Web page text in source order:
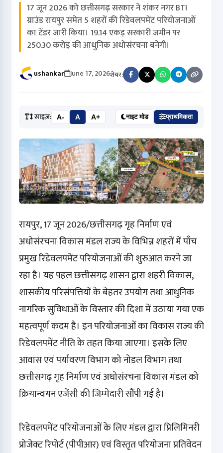
17 जून 2026 को छत्तीसगढ़ सरकार ने शंकर नगर BTI
ग्राउंड रायपुर समेत 5 शहरों की रिडेवलपमेंट परियोजनाओं
का टेंडर जारी किया। 19.14 एकड़ सरकारी जमीन पर
250.30 करोड़ की आधुनिक अधोसंरचना बनेगी।
ushankar June 17, 2026शेयर:
साइज़: A- A A+ नाइट मोड प्राथमिकता
रायपुर, 17 जून 2026/छत्तीसगढ़ गृह निर्माण एवं
अधोसंरचना विकास मंडल राज्य के विभिन्न शहरों में पाँच
प्रमुख रिडेवलपमेंट परियोजनाओं की शुरुआत करने जा
रहा है। यह पहल छत्तीसगढ़ शासन द्वारा शहरी विकास,
शासकीय परिसंपत्तियों के बेहतर उपयोग तथा आधुनिक
नागरिक सुविधाओं के विस्तार की दिशा में उठाया गया एक
महत्वपूर्ण कदम है। इन परियोजनाओं का विकास राज्य की
रिडेवलपमेंट नीति के तहत किया जाएगा। इसके लिए
आवास एवं पर्यावरण विभाग को नोडल विभाग तथा
छत्तीसगढ़ गृह निर्माण एवं अधोसंरचना विकास मंडल को
क्रियान्वयन एजेंसी की जिम्मेदारी सौंपी गई है।
रिडेवलपमेंट परियोजनाओं के लिए मंडल द्वारा प्रिलिमिनरी
प्रोजेक्ट रिपोर्ट (पीपीआर) एवं विस्तृत परियोजना प्रतिवेदन